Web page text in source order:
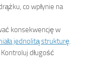
co wpłynie na
konsekwencję w
jednolitą strukturę
Kontroluj długość